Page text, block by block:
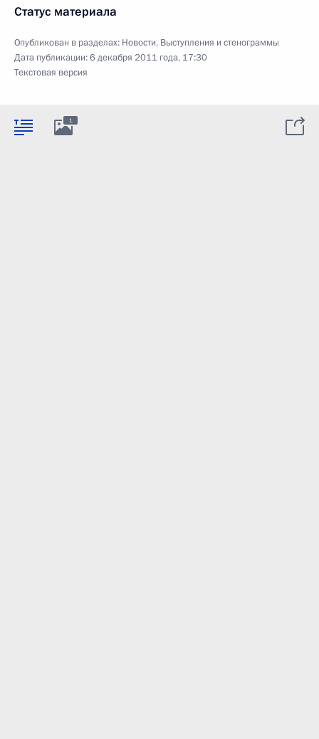
Статус материала
Опубликован в разделах: Новости, Выступления и стенограммы
Дата публикации:6 декабря 2011 года, 17:30
Текстовая версия
1